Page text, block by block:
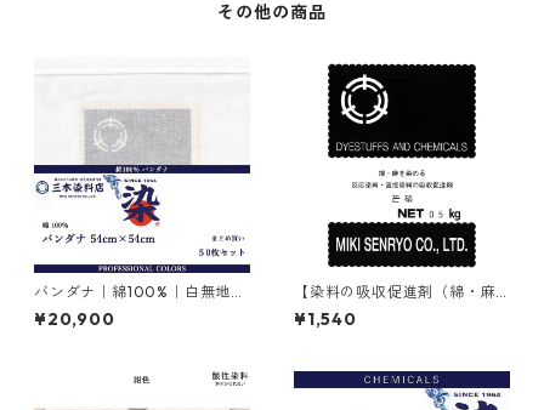
その他の商品
バンダナ｜綿100%｜白無地｜
54cm×54cm｜50枚×1セット
¥20,900
【染料の吸収促進剤（綿・麻
用）】｜500g｜無水芒硝
¥1,540